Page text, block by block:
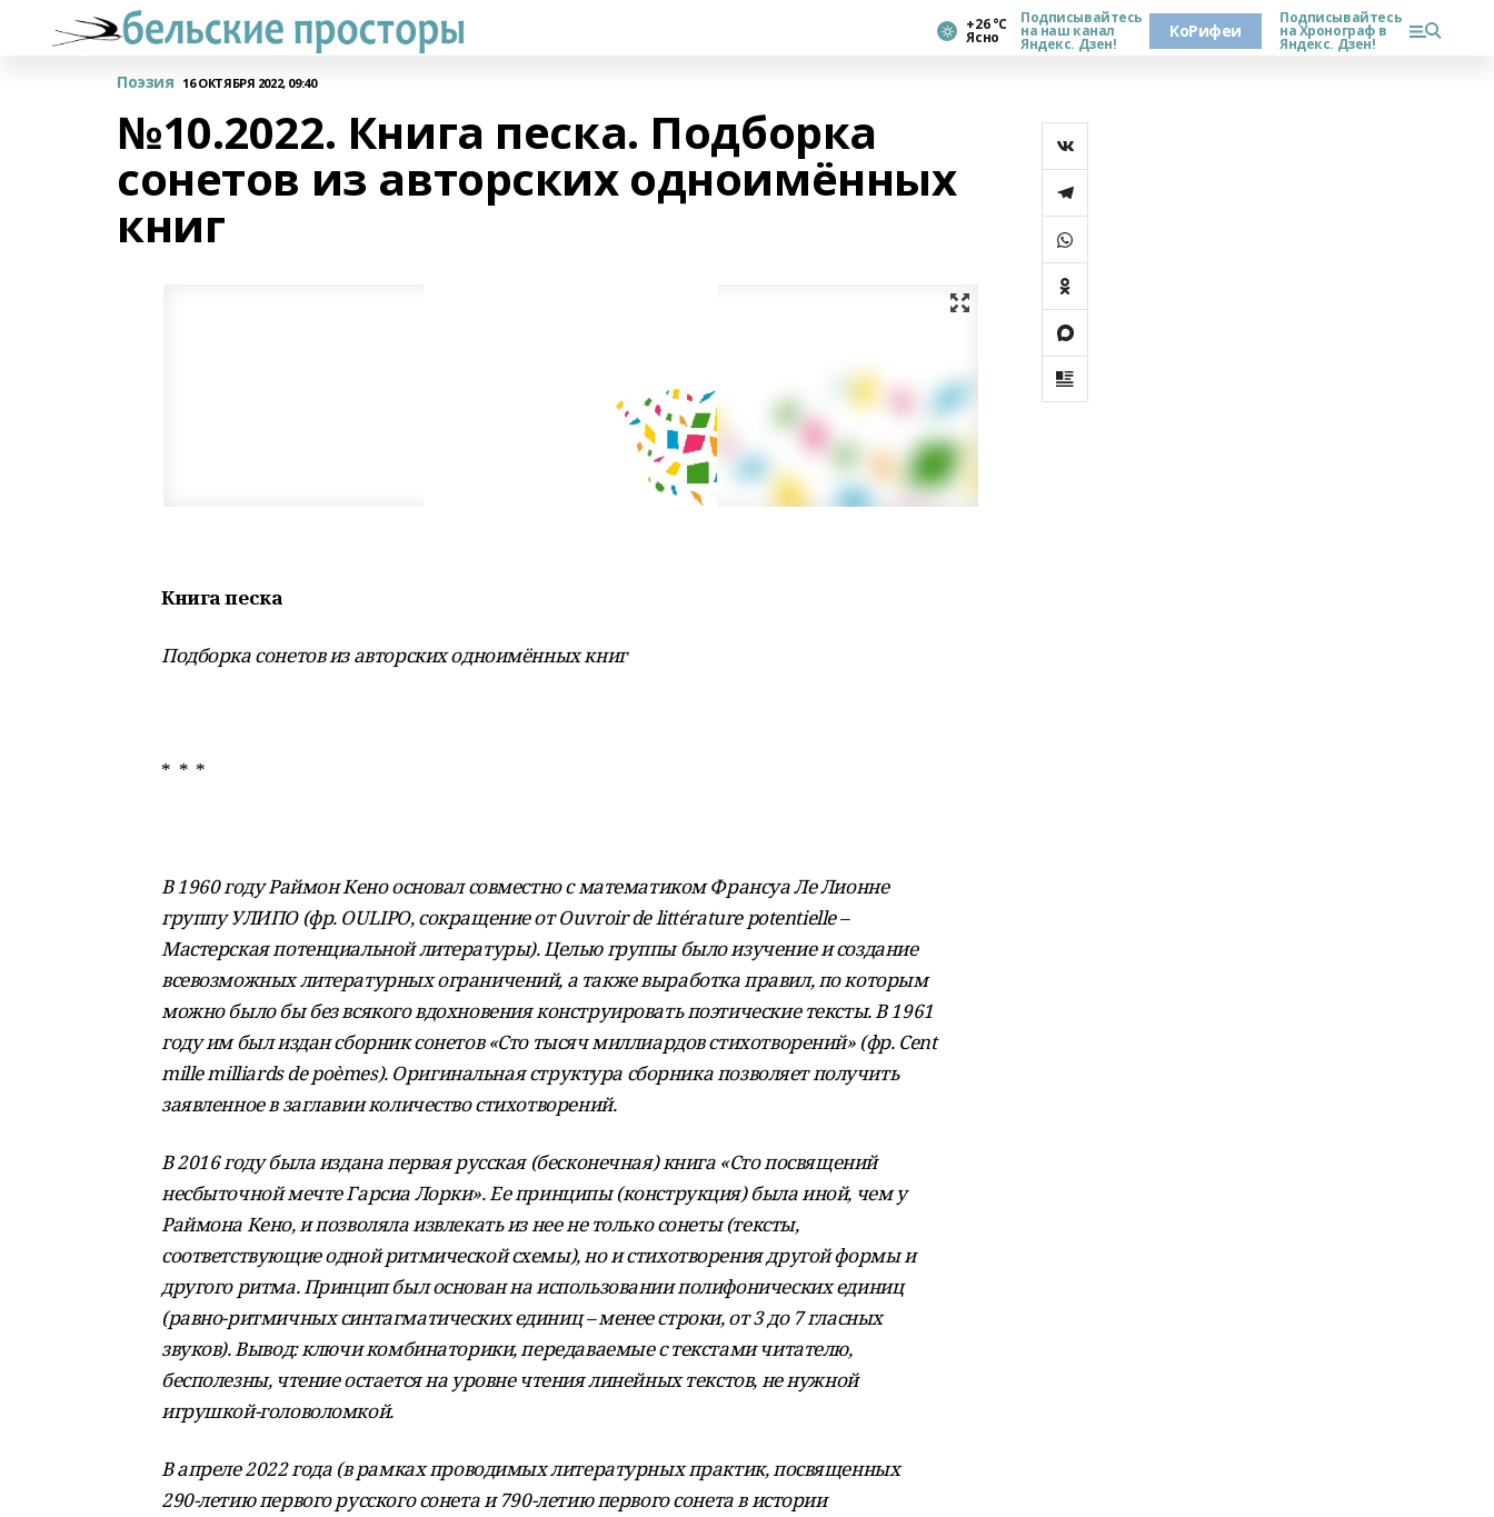
+26 °С
Ясно
Подписывайтесь
на наш канал
Яндекс. Дзен!
КоРифеи
Подписывайтесь
на Хронограф в
Яндекс. Дзен!
Поэзия 16 ОКТЯБРЯ 2022, 09:40
№10.2022. Книга песка. Подборка
сонетов из авторских одноимённых
книг
Книга песка
Подборка сонетов из авторских одноимённых книг
* * *
В 1960 году Раймон Кено основал совместно с математиком Франсуа Ле Лионне
группу УЛИПО (фр. OULIPO, сокращение от Ouvroir de littérature potentielle –
Мастерская потенциальной литературы). Целью группы было изучение и создание
всевозможных литературных ограничений, а также выработка правил, по которым
можно было бы без всякого вдохновения конструировать поэтические тексты. В 1961
году им был издан сборник сонетов «Сто тысяч миллиардов стихотворений» (фр. Cent
mille milliards de poèmes). Оригинальная структура сборника позволяет получить
заявленное в заглавии количество стихотворений.
В 2016 году была издана первая русская (бесконечная) книга «Сто посвящений
несбыточной мечте Гарсиа Лорки». Ее принципы (конструкция) была иной, чем у
Раймона Кено, и позволяла извлекать из нее не только сонеты (тексты,
соответствующие одной ритмической схемы), но и стихотворения другой формы и
другого ритма. Принцип был основан на использовании полифонических единиц
(равно-ритмичных синтагматических единиц – менее строки, от 3 до 7 гласных
звуков). Вывод: ключи комбинаторики, передаваемые с текстами читателю,
бесполезны, чтение остается на уровне чтения линейных текстов, не нужной
игрушкой-головоломкой.
В апреле 2022 года (в рамках проводимых литературных практик, посвященных
290-летию первого русского сонета и 790-летию первого сонета в истории